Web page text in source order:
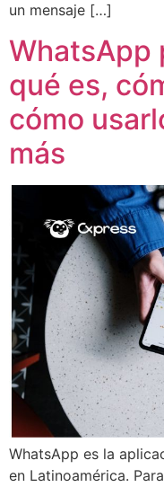
un mensaje […]
WhatsApp
qué es,
cómo
más
WhatsApp es la
en Latinoamérica.